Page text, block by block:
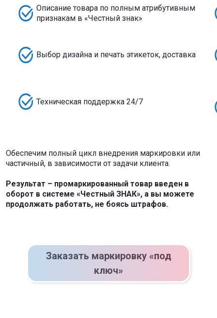
Описание товара по полным атрибутивным
признакам в «Честный знак»
Выбор дизайна и печать этикеток, доставка
Техническая поддержка 24/7
Обеспечим полный цикл внедрения маркировки или
частичный, в зависимости от задачи клиента.
Результат – промаркированный товар введен в
оборот в системе «Честный ЗНАК», а вы можете
продолжать работать, не боясь штрафов.
Заказать маркировку «под
ключ»